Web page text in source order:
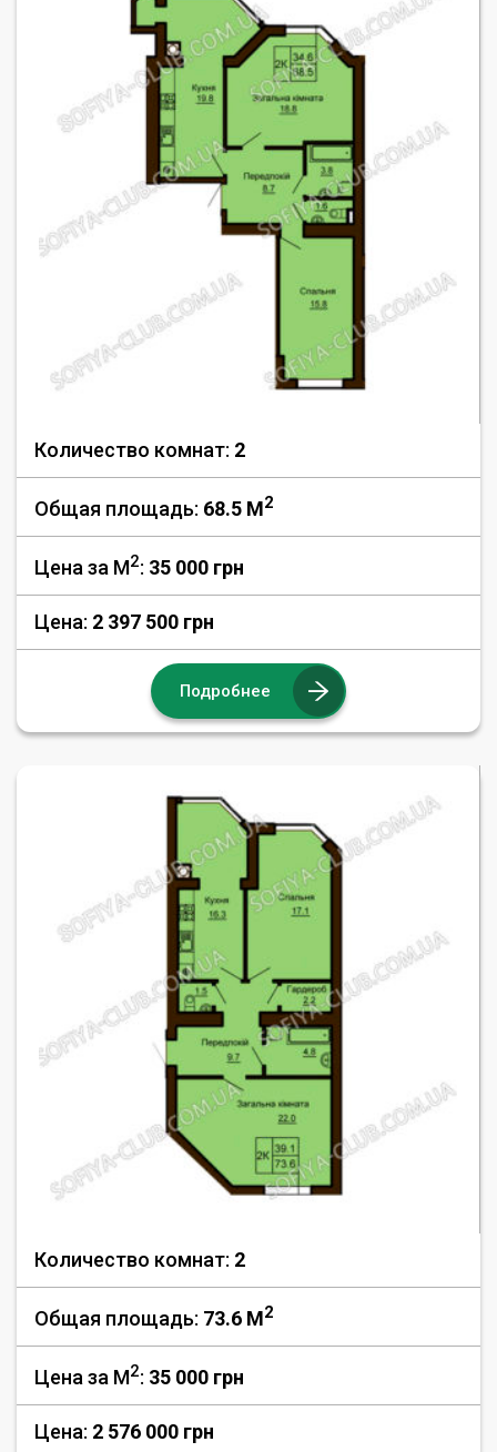
Количество комнат: 2
Общая площадь: 68.5 M2
Цена за М2: 35 000 грн
Цена: 2 397 500 грн
Подробнее
Количество комнат: 2
Общая площадь: 73.6 M2
Цена за М2: 35 000 грн
Цена: 2 576 000 грн